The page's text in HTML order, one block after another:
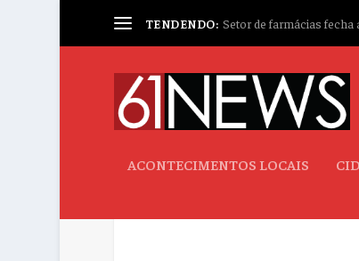
TENDENDO: Setor de farmácias fecha
ACONTECIMENTOS LOCAIS